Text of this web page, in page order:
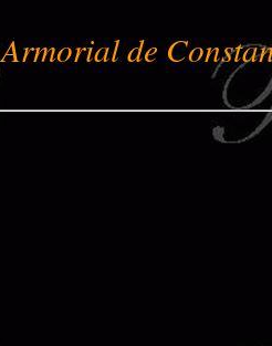
Armorial de